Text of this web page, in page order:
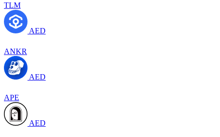
TLM
AED
ANKR
AED
APE
AED